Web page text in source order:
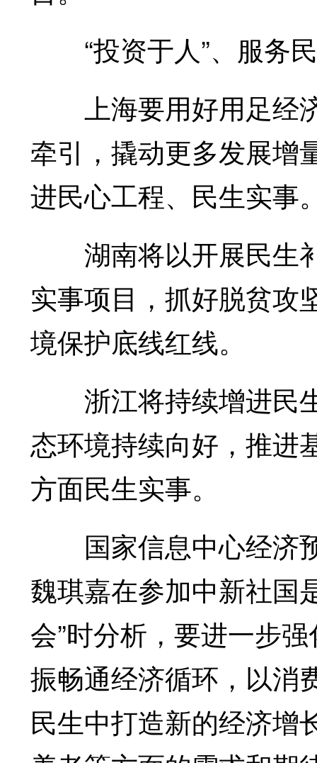
“投资于人”、服务
上海要用好用足经济
牵引，撬动更多发展增
进民心工程、民生实事
湖南将以开展民生
实事项目，抓好脱贫攻
境保护底线红线。
浙江将持续增进民
态环境持续向好，推进
方面民生实事。
国家信息中心经济
魏琪嘉在参加中新社国
会”时分析，要进一步
振畅通经济循环，以消
民生中打造新的经济增